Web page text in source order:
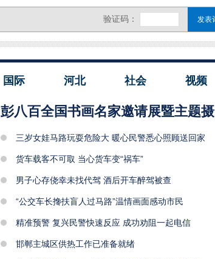
国际 河北 社会 视频
彭八百全国书画名家邀请展暨主题摄
三岁女娃马路玩耍危险大 暖心民警悉心照顾送回家
货车载客不可取 当心货车变“祸车”
男子心存侥幸未找代驾 酒后开车醉驾被查
“公交车长搀扶盲人过马路”温情画面感动市民
精准预警 复兴民警快速反应 成功劝阻一起电信
邯郸主城区供热工作已准备就绪